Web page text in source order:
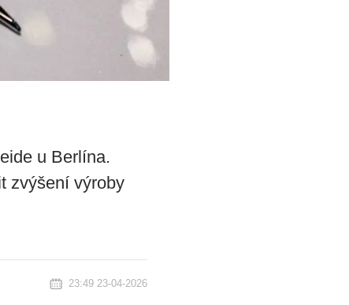
u Berlína.
zvýšení výroby
23:49 23-04-2026